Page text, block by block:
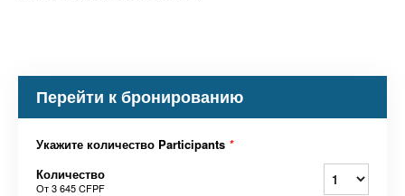
Перейти к бронированию
Укажите количество Participants *
Количество
От3 645 CFPF